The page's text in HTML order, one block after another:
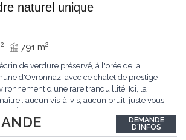
naturel unique
2 791 m2
de verdure préservé, à l'orée de la
d'Ovronnaz, avec ce chalet de prestige
d'une rare tranquillité. Ici, la
: aucun vis-à-vis, aucun bruit, juste vous
très haut standing et ses matériaux nobles.
...
DEMANDE
D'INFOS